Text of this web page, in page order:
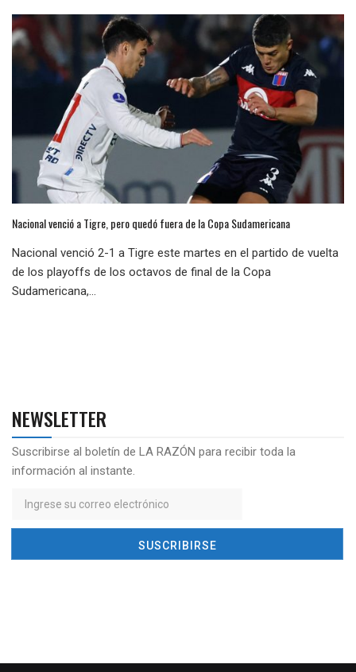
Nacional venció a Tigre, pero quedó fuera de la Copa Sudamericana
Nacional venció 2-1 a Tigre este martes en el partido de vuelta
de los playoffs de los octavos de final de la Copa
Sudamericana,...
NEWSLETTER
Suscribirse al boletín de LA RAZÓN para recibir toda la
información al instante.